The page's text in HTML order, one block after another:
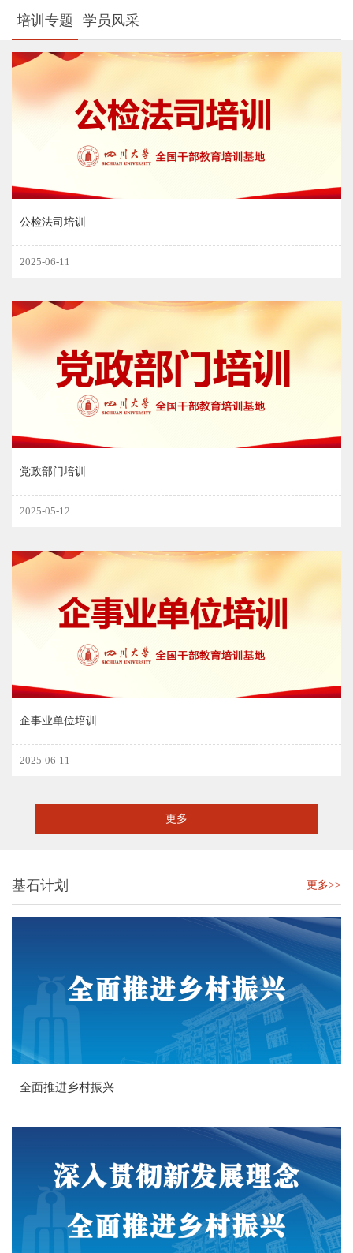
培训专题 学员风采
公检法司培训
2025-06-11
党政部门培训
2025-05-12
企事业单位培训
2025-06-11
更多
基石计划 更多>>
全面推进乡村振兴